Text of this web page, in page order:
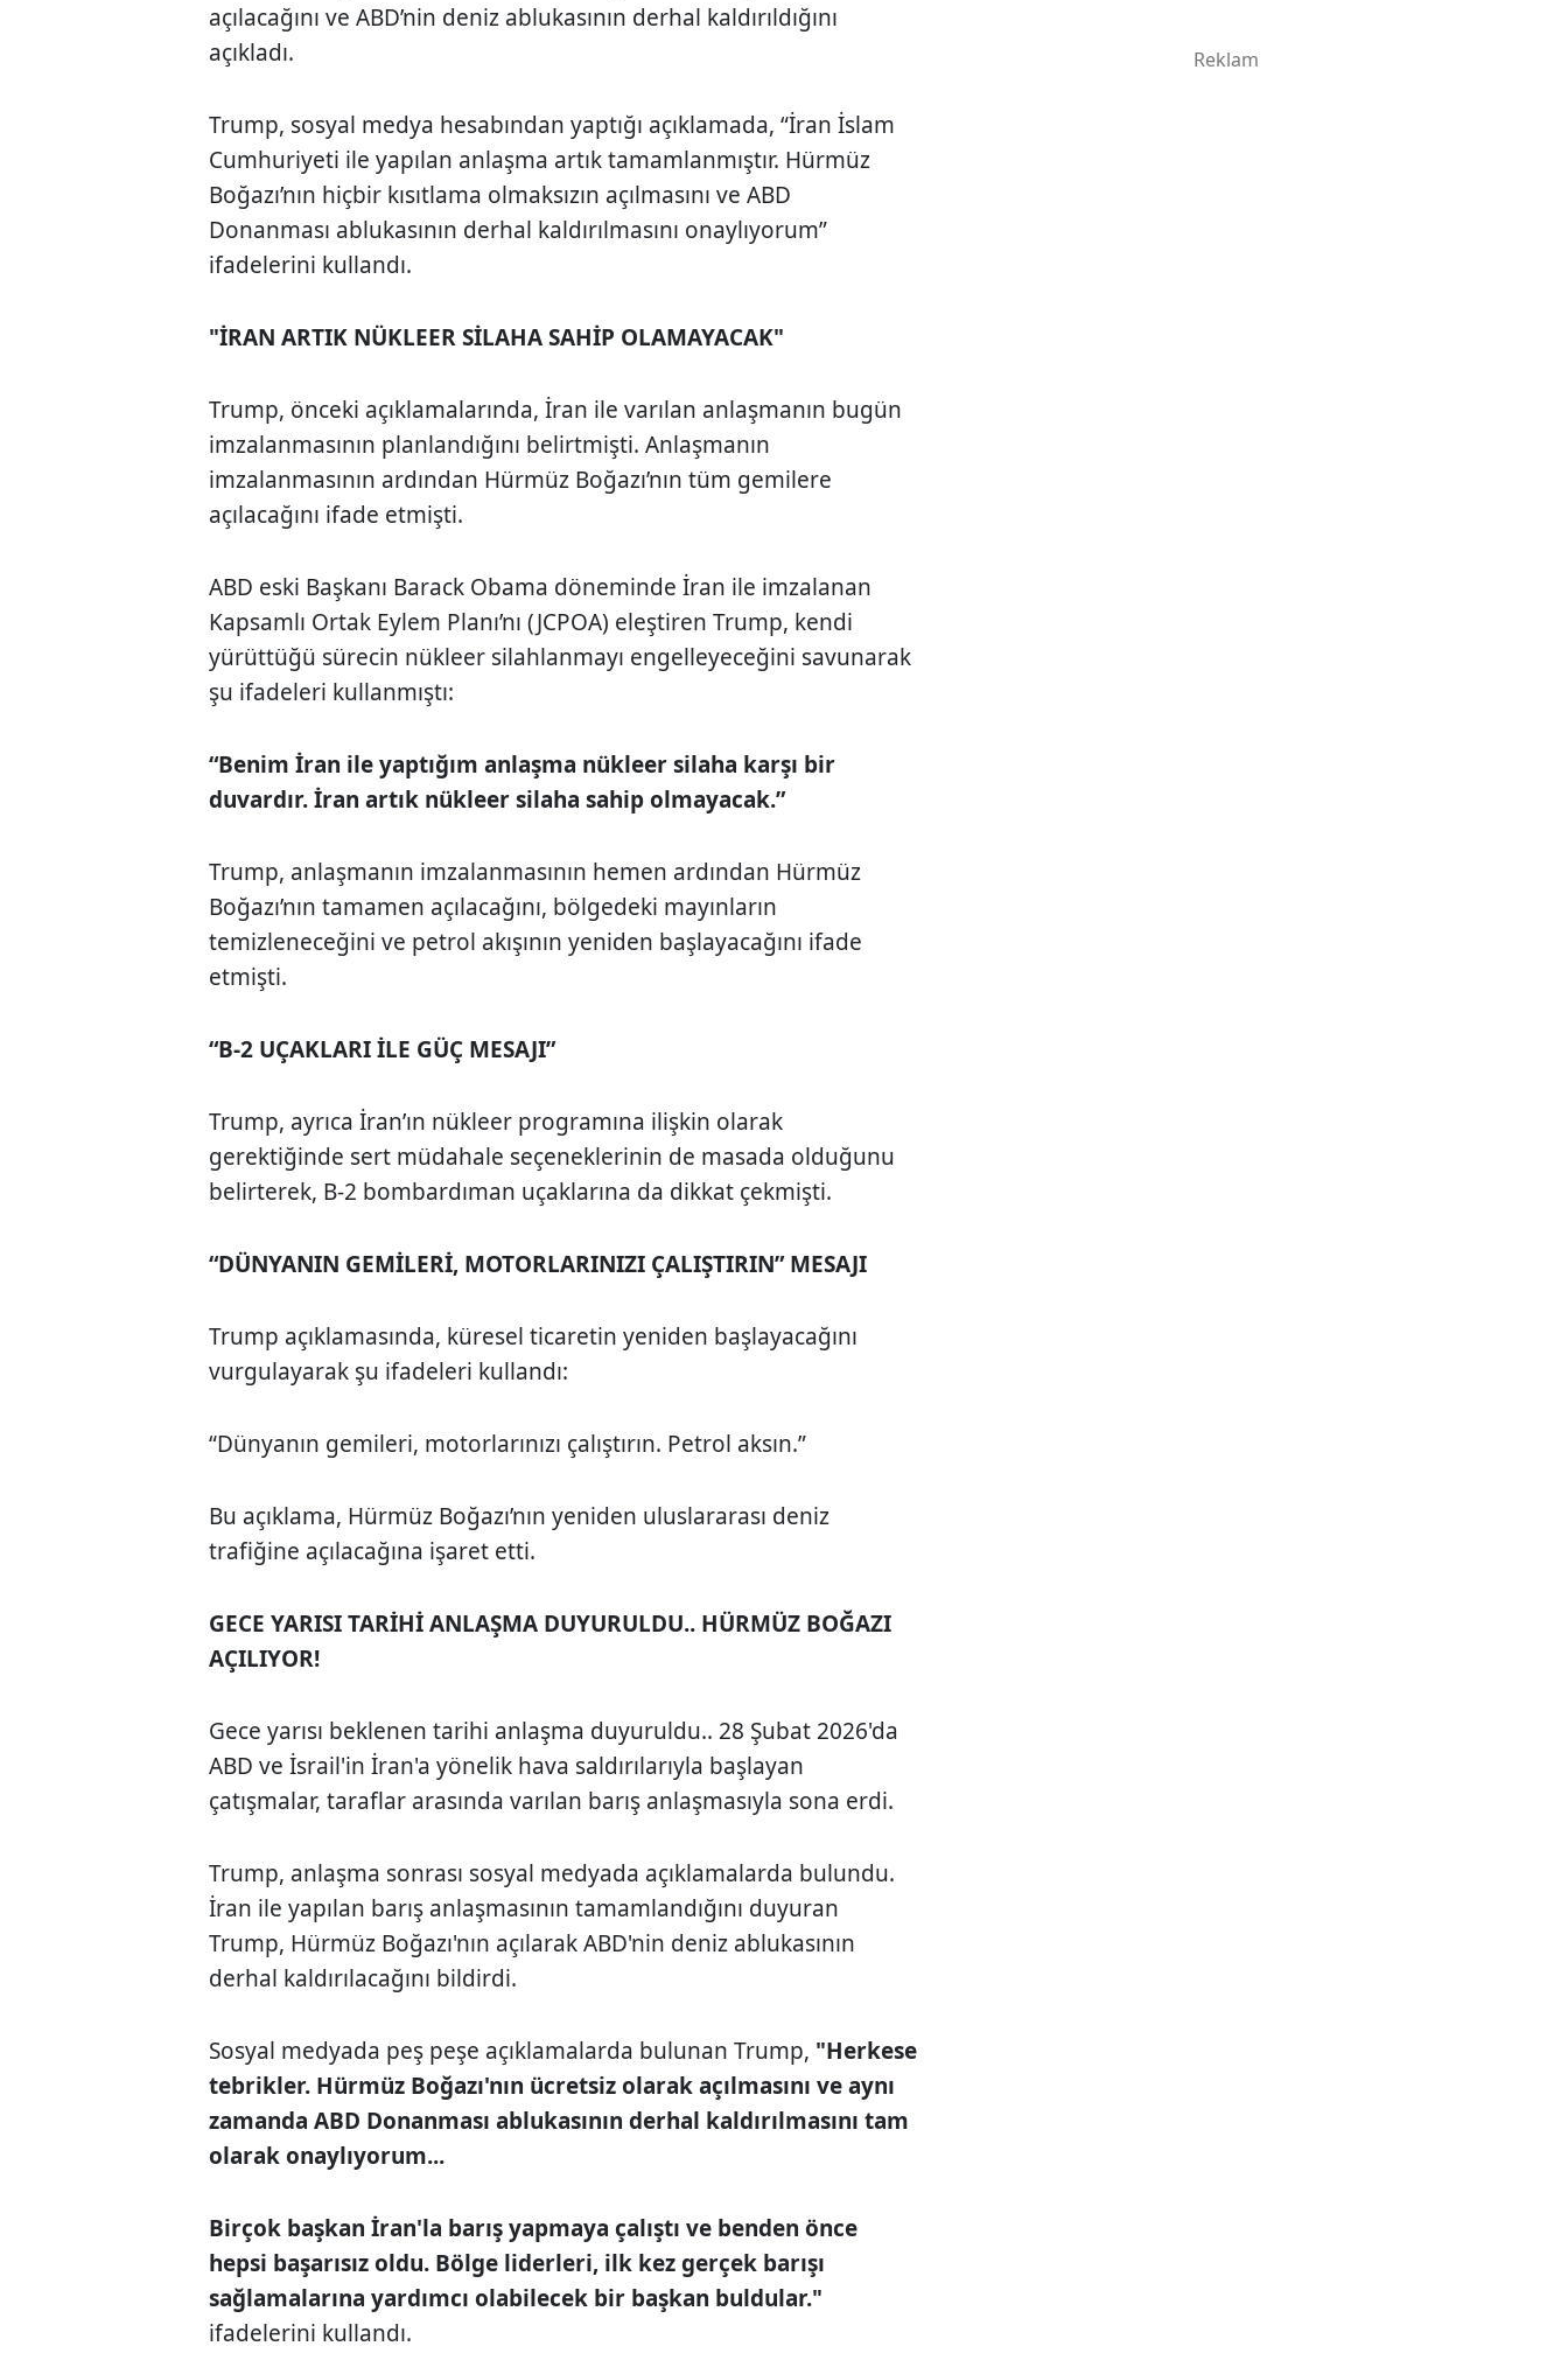
açılacağını ve ABD’nin deniz ablukasının derhal kaldırıldığını
açıkladı.
Trump, sosyal medya hesabından yaptığı açıklamada, “İran İslam
Cumhuriyeti ile yapılan anlaşma artık tamamlanmıştır. Hürmüz
Boğazı’nın hiçbir kısıtlama olmaksızın açılmasını ve ABD
Donanması ablukasının derhal kaldırılmasını onaylıyorum”
ifadelerini kullandı.
"İRAN ARTIK NÜKLEER SİLAHA SAHİP OLAMAYACAK"
Trump, önceki açıklamalarında, İran ile varılan anlaşmanın bugün
imzalanmasının planlandığını belirtmişti. Anlaşmanın
imzalanmasının ardından Hürmüz Boğazı’nın tüm gemilere
açılacağını ifade etmişti.
ABD eski Başkanı Barack Obama döneminde İran ile imzalanan
Kapsamlı Ortak Eylem Planı’nı (JCPOA) eleştiren Trump, kendi
yürüttüğü sürecin nükleer silahlanmayı engelleyeceğini savunarak
şu ifadeleri kullanmıştı:
“Benim İran ile yaptığım anlaşma nükleer silaha karşı bir
duvardır. İran artık nükleer silaha sahip olmayacak.”
Trump, anlaşmanın imzalanmasının hemen ardından Hürmüz
Boğazı’nın tamamen açılacağını, bölgedeki mayınların
temizleneceğini ve petrol akışının yeniden başlayacağını ifade
etmişti.
“B-2 UÇAKLARI İLE GÜÇ MESAJI”
Trump, ayrıca İran’ın nükleer programına ilişkin olarak
gerektiğinde sert müdahale seçeneklerinin de masada olduğunu
belirterek, B-2 bombardıman uçaklarına da dikkat çekmişti.
“DÜNYANIN GEMİLERİ, MOTORLARINIZI ÇALIŞTIRIN” MESAJI
Trump açıklamasında, küresel ticaretin yeniden başlayacağını
vurgulayarak şu ifadeleri kullandı:
“Dünyanın gemileri, motorlarınızı çalıştırın. Petrol aksın.”
Bu açıklama, Hürmüz Boğazı’nın yeniden uluslararası deniz
trafiğine açılacağına işaret etti.
GECE YARISI TARİHİ ANLAŞMA DUYURULDU.. HÜRMÜZ BOĞAZI
AÇILIYOR!
Gece yarısı beklenen tarihi anlaşma duyuruldu.. 28 Şubat 2026'da
ABD ve İsrail'in İran'a yönelik hava saldırılarıyla başlayan
çatışmalar, taraflar arasında varılan barış anlaşmasıyla sona erdi.
Trump, anlaşma sonrası sosyal medyada açıklamalarda bulundu.
İran ile yapılan barış anlaşmasının tamamlandığını duyuran
Trump, Hürmüz Boğazı'nın açılarak ABD'nin deniz ablukasının
derhal kaldırılacağını bildirdi.
Sosyal medyada peş peşe açıklamalarda bulunan Trump, "Herkese
tebrikler. Hürmüz Boğazı'nın ücretsiz olarak açılmasını ve aynı
zamanda ABD Donanması ablukasının derhal kaldırılmasını tam
olarak onaylıyorum...
Birçok başkan İran'la barış yapmaya çalıştı ve benden önce
hepsi başarısız oldu. Bölge liderleri, ilk kez gerçek barışı
sağlamalarına yardımcı olabilecek bir başkan buldular."
ifadelerini kullandı.